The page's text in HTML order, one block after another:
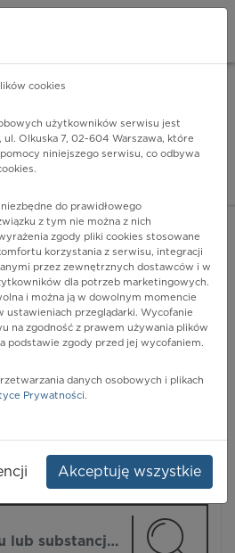
- lider
FILTRY
cookies
użytkowników serwisu jest
ul. Olkuska 7, 02-604 Warszawa, które
niniejszego serwisu, co odbywa
do prawidłowego
z tym nie można z nich
zgody pliki cookies stosowane
korzystania z serwisu, integracji
przez zewnętrznych dostawców i w
dla potrzeb marketingowych.
i można ją w dowolnym momencie
ustawieniach przeglądarki. Wycofanie
na zgodność z prawem używania plików
podstawie zgody przed jej wycofaniem.
danych osobowych i plikach
Prywatności.
Akceptuję wszystkie
Google Play INSTALUJ